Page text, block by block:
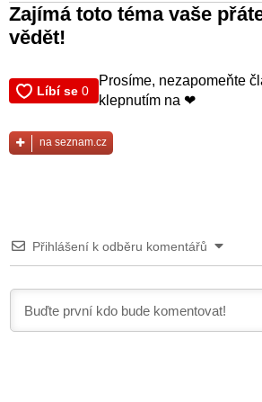
Zajímá toto téma vaše
vědět!
Prosíme, nezapomeňte
klepnutím na ❤
na seznam.cz
Přihlášení k odběru komentářů